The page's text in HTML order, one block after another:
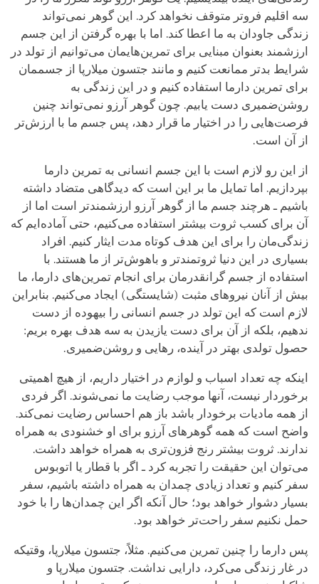
سه اقلیم فروتر متوقف نخواهد کرد. این گوهر نمی‌تواند
زندگی جاودان به ما اعطا کند. اما با بهره گرفتن از این جسم
ارزشمند بعنوان مبنایی برای تمرین‌هایمان می‌توانیم از تولد در
شرایط بدتر ممانعت کنیم و مانند جتسون میلارپا از جسممان
برای تمرین دارما استفاده کنیم و در این زندگی به
روشن‌ضمیری دست یابیم. چون گوهر آرزو نمی‌تواند چنین
فرصت‌هایی را در اختیار ما قرار دهد، پس جسم ما با ارزش‌تر
از آن است.
از این رو لازم است با این جسم انسانی به تمرین دارما
بپردازیم. اما تمایل ما بر این است که دیدگاهی متضاد داشته
باشیم ـ هرچند جسم ما از گوهر آرزو ارزشمندتر است اما از
آن برای کسب ثروت بیشتر استفاده می‌کنیم، حتی آماده‌ایم که
زندگی‌مان را برای این هدف کوتاه مدت ایثار کنیم. افراد
بسیاری در این دنیا ثروتمندتر و باهوش‌تر از ما هستند. با
استفاده از جسم گرانقدرمان برای انجام تمرین‌های دارما، ما
بیش از آنان نیروهای مثبت (شایستگی) ایجاد می‌کنیم. بنابراین
لازم است که این تولد در جسم انسانی را بیهوده از دست
ندهیم، بلکه از آن برای دست یازیدن به سه هدف بهره بریم:
حصول تولدی بهتر در آینده، رهایی و روشن‌ضمیری.
اینکه چه تعداد اسباب و لوازم در اختیار داریم، از هیچ اهمیتی
برخوردار نیست، آنها موجب رضایت ما نمی‌شوند. اگر فردی
از همه مادیات برخودار باشد باز هم احساس رضایت نمی‌کند.
واضح است که همه گوهرهای آرزو برای او خشنودی به همراه
ندارند. ثروت بیشتر رنج فزون‌تری به همراه خواهد داشت.
می‌توان این حقیقت را تجربه کرد ـ اگر با قطار یا اتوبوس
سفر کنیم و تعداد زیادی چمدان به همراه داشته باشیم، سفر
بسیار دشوار خواهد بود؛ حال آنکه اگر این چمدان‌ها را با خود
حمل نکنیم سفر راحت‌تر خواهد بود.
پس دارما را چنین تمرین می‌کنیم. مثلاً، جتسون میلارپا، وقتیکه
در غار زندگی می‌کرد، دارایی نداشت. جتسون میلارپا و